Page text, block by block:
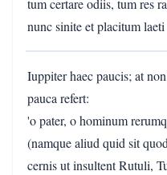
tum certare odiis, tum res
nunc sinite et placitum
Iuppiter haec paucis; at
pauca refert:
'o pater, o hominum
(namque aliud quid sit
cernis ut insultent Rutuli,